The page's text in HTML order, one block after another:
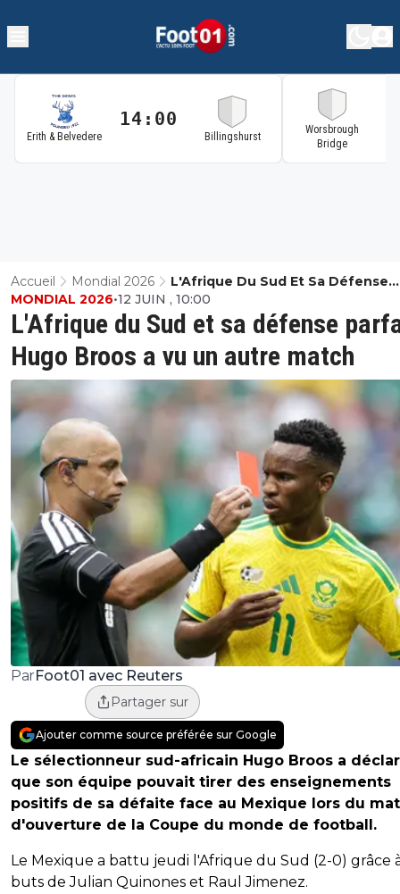
Erith & Belvedere
14:00
Billingshurst
Worsbrough
Bridge
Accueil Mondial 2026
L'Afrique Du Sud Et Sa Défense
Parfaite, Hugo Broos A Vu Un
Match
L'Afrique du Sud et sa défense
Hugo Broos a vu un autre match
MONDIAL 2026•12 JUIN , 10:00
ParFoot01 avec Reuters
Partager sur
Ajouter comme source préférée sur Google
Le sélectionneur sud-africain Hugo Broos a
que son équipe pouvait tirer des enseignements
positifs de sa défaite face au Mexique lors du
d'ouverture de la Coupe du monde de football.
Le Mexique a battu jeudi l'Afrique du Sud (2-0) grâce
buts de Julian Quinones et Raul Jimenez.